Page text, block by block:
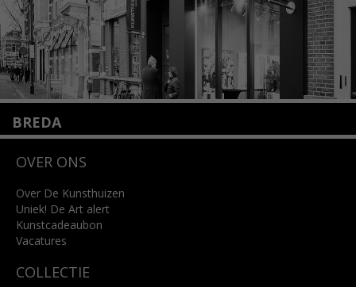
BREDA
4818 SB Breda
info@kunsthuisbreda.nl
Lees meer
OVER ONS
Over De Kunsthuizen
Uniek! De Art alert
Kunstcadeaubon
Vacatures
COLLECTIE